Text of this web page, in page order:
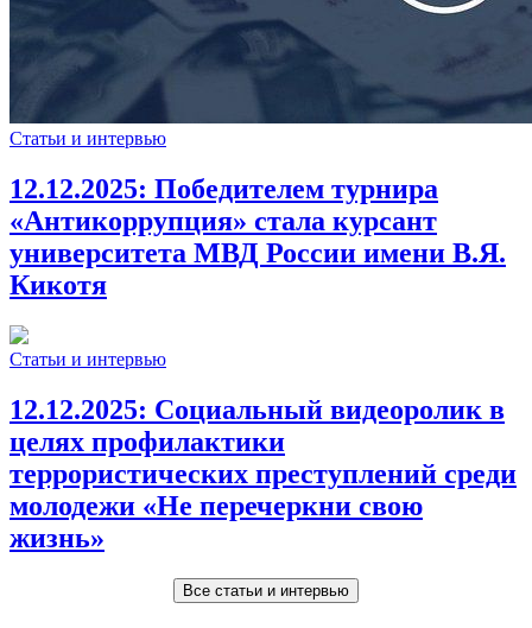
Статьи и интервью
12.12.2025: Победителем турнира
«Антикоррупция» стала курсант
университета МВД России имени В.Я.
Кикотя
Статьи и интервью
12.12.2025: Социальный видеоролик в
целях профилактики
террористических преступлений среди
молодежи «Не перечеркни свою
жизнь»
Все статьи и интервью